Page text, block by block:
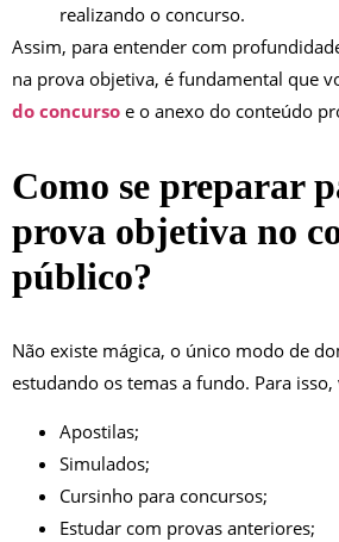
realizando o concurso.
Assim, para entender com
na prova objetiva, é fundamental que
do concurso e o anexo do conteúdo
Como se preparar
prova objetiva no
público?
Não existe mágica, o único modo de
estudando os temas a fundo. Para isso,
Apostilas;
Simulados;
Cursinho para concursos;
Estudar com provas anteriores;